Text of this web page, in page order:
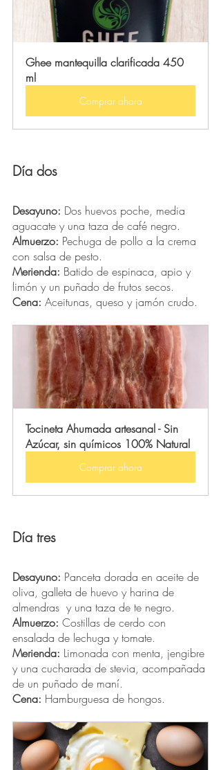
Ghee mantequilla clarificada 450
ml
Comprar ahora
Día dos
Desayuno: Dos huevos poche, media
aguacate y una taza de café negro.
Almuerzo: Pechuga de pollo a la crema
con salsa de pesto.
Merienda: Batido de espinaca, apio y
limón y un puñado de frutos secos.
Cena: Aceitunas, queso y jamón crudo.
Tocineta Ahumada artesanal - Sin
Azúcar, sin químicos 100% Natural
Comprar ahora
Día tres
Desayuno: Panceta dorada en aceite de
oliva, galleta de huevo y harina de
almendras  y una taza de te negro.
Almuerzo: Costillas de cerdo con
ensalada de lechuga y tomate.
Merienda: Limonada con menta, jengibre
y una cucharada de stevia, acompañada
de un puñado de maní.
Cena: Hamburguesa de hongos.